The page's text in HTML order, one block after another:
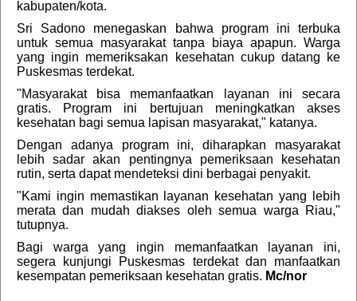
kabupaten/kota.
Sri Sadono menegaskan bahwa program ini terbuka
untuk semua masyarakat tanpa biaya apapun. Warga
yang ingin memeriksakan kesehatan cukup datang ke
Puskesmas terdekat.
"Masyarakat bisa memanfaatkan layanan ini secara
gratis. Program ini bertujuan meningkatkan akses
kesehatan bagi semua lapisan masyarakat," katanya.
Dengan adanya program ini, diharapkan masyarakat
lebih sadar akan pentingnya pemeriksaan kesehatan
rutin, serta dapat mendeteksi dini berbagai penyakit.
"Kami ingin memastikan layanan kesehatan yang lebih
merata dan mudah diakses oleh semua warga Riau,"
tutupnya.
Bagi warga yang ingin memanfaatkan layanan ini,
segera kunjungi Puskesmas terdekat dan manfaatkan
kesempatan pemeriksaan kesehatan gratis. Mc/nor